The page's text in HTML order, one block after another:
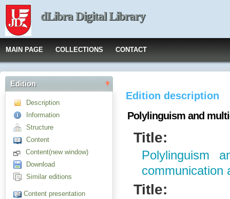
dLibra Digital Library
MAIN PAGE COLLECTIONS CONTACT
Edition
Description
Information
Structure
Content
Content(new window)
Download
Similar editions
Content presentation
Edition description
Polylinguism and
Title:
Polylinguism
communication
Title: